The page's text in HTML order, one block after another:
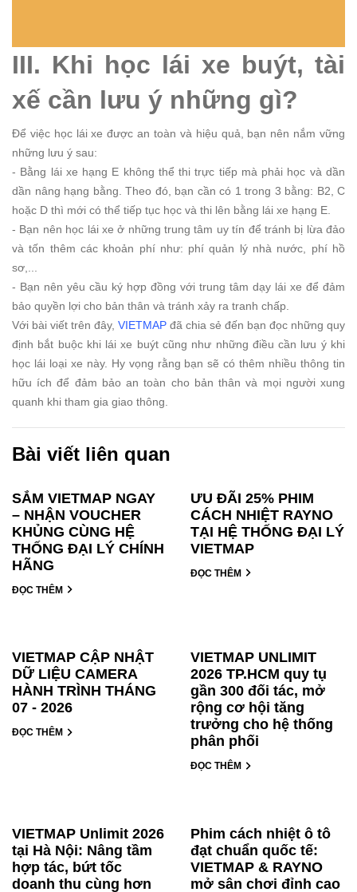
III. Khi học lái xe buýt, tài
xế cần lưu ý những gì?
Để việc học lái xe được an toàn và hiệu quả, bạn nên nắm vững
những lưu ý sau:
- Bằng lái xe hạng E không thể thi trực tiếp mà phải học và dần
dần nâng hạng bằng. Theo đó, bạn cần có 1 trong 3 bằng: B2, C
hoặc D thì mới có thể tiếp tục học và thi lên bằng lái xe hạng E.
- Bạn nên học lái xe ở những trung tâm uy tín để tránh bị lừa đảo
và tốn thêm các khoản phí như: phí quản lý nhà nước, phí hồ
sơ,...
- Bạn nên yêu cầu ký hợp đồng với trung tâm dạy lái xe để đảm
bảo quyền lợi cho bản thân và tránh xảy ra tranh chấp.
Với bài viết trên đây, VIETMAP đã chia sẻ đến bạn đọc những quy
định bắt buộc khi lái xe buýt cũng như những điều cần lưu ý khi
học lái loại xe này. Hy vọng rằng bạn sẽ có thêm nhiều thông tin
hữu ích để đảm bảo an toàn cho bản thân và mọi người xung
quanh khi tham gia giao thông.
Bài viết liên quan
SẮM VIETMAP NGAY
– NHẬN VOUCHER
KHỦNG CÙNG HỆ
THỐNG ĐẠI LÝ CHÍNH
HÃNG
ĐỌC THÊM
ƯU ĐÃI 25% PHIM
CÁCH NHIỆT RAYNO
TẠI HỆ THỐNG ĐẠI LÝ
VIETMAP
ĐỌC THÊM
VIETMAP CẬP NHẬT
DỮ LIỆU CAMERA
HÀNH TRÌNH THÁNG
07 - 2026
ĐỌC THÊM
VIETMAP UNLIMIT
2026 TP.HCM quy tụ
gần 300 đối tác, mở
rộng cơ hội tăng
trưởng cho hệ thống
phân phối
ĐỌC THÊM
VIETMAP Unlimit 2026
tại Hà Nội: Nâng tầm
hợp tác, bứt tốc
doanh thu cùng hơn
Phim cách nhiệt ô tô
đạt chuẩn quốc tế:
VIETMAP & RAYNO
mở sân chơi đỉnh cao